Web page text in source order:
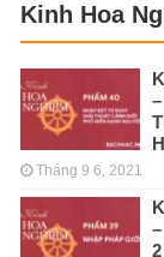
Kinh Hoa
Tháng 9 6, 2021
2